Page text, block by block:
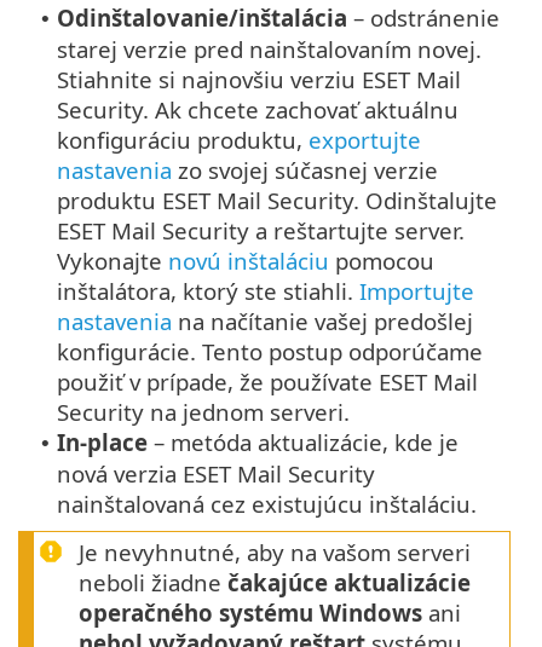
• Odinštalovanie/inštalácia – odstránenie
starej verzie pred nainštalovaním novej.
Stiahnite si najnovšiu verziu ESET Mail
Security. Ak chcete zachovať aktuálnu
konfiguráciu produktu, exportujte
nastavenia zo svojej súčasnej verzie
produktu ESET Mail Security. Odinštalujte
ESET Mail Security a reštartujte server.
Vykonajte novú inštaláciu pomocou
inštalátora, ktorý ste stiahli. Importujte
nastavenia na načítanie vašej predošlej
konfigurácie. Tento postup odporúčame
použiť v prípade, že používate ESET Mail
Security na jednom serveri.
• In-place – metóda aktualizácie, kde je
nová verzia ESET Mail Security
nainštalovaná cez existujúcu inštaláciu.
Je nevyhnutné, aby na vašom serveri
neboli žiadne čakajúce aktualizácie
operačného systému Windows ani